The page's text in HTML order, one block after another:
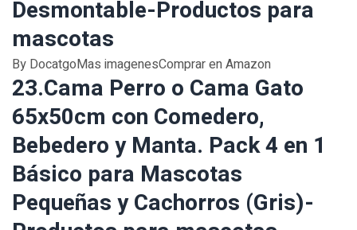
Desmontable-Productos para
mascotas
By DocatgoMas imagenesComprar en Amazon
23.Cama Perro o Cama Gato
65x50cm con Comedero,
Bebedero y Manta. Pack 4 en 1
Básico para Mascotas
Pequeñas y Cachorros (Gris)-